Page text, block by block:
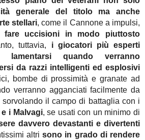
generale del titolo ma anche
stellari, come il Cannone a impulsi,
fare uccisioni in modo piuttosto
tuttavia, i giocatori più esperti
quando verranno
da razzi intelligenti ed esplosivi
bombe di prossimità e granate ad
verranno agganciati facilmente da
il campo di battaglia con i
i Malvagi, se usati con un minimo di
davvero devastanti e divertenti
altri sono in grado di rendere